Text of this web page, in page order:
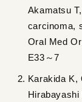
Akamatsu
carcinoma,
Oral Med
E33～7
Karakida K,